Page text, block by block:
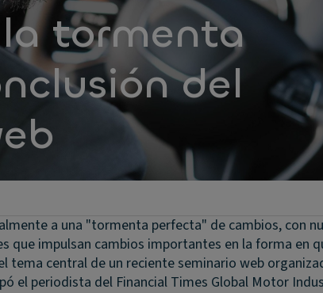
tormenta
del
a una "tormenta perfecta" de cambios, con
que impulsan cambios importantes en la forma en
tema central de un reciente seminario web
el periodista del Financial Times Global Motor